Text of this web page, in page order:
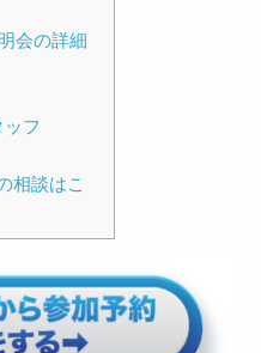
会の詳細
フ
相談はこ